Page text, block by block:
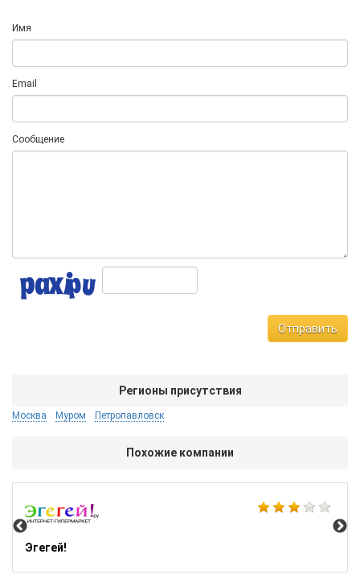
Имя
Email
Сообщение
Отправить
Регионы присутствия
Москва Муром Петропавловск
Похожие компании
Эгегей!